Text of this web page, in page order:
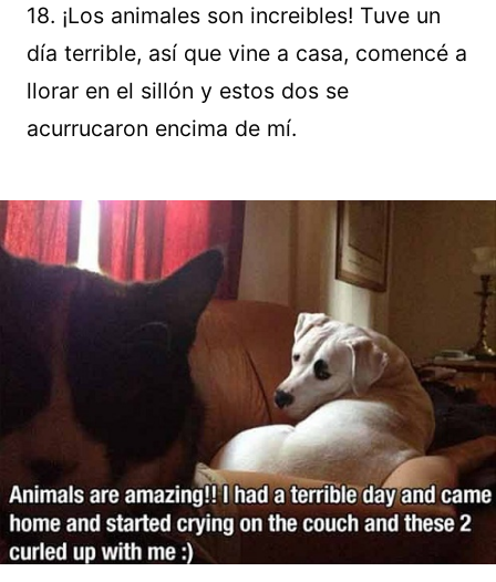
18. ¡Los animales son increibles! Tuve un
día terrible, así que vine a casa, comencé a
llorar en el sillón y estos dos se
acurrucaron encima de mí.